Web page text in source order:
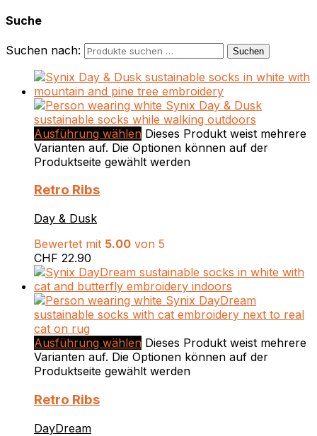
Suche
Suchen nach: Suchen
Ausführung wählen Dieses Produkt weist mehrere
Varianten auf. Die Optionen können auf der
Produktseite gewählt werden
Retro Ribs
Day & Dusk
Bewertet mit 5.00 von 5
CHF 22.90
Ausführung wählen Dieses Produkt weist mehrere
Varianten auf. Die Optionen können auf der
Produktseite gewählt werden
Retro Ribs
DayDream